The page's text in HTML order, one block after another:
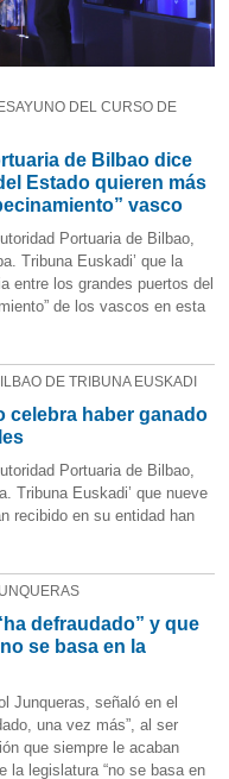
DEL CURSO DE
de Bilbao dice
Estado quieren más
vasco
Portuaria de Bilbao,
Tribuna Euskadi’ que la
entre los grandes puertos del
de los vascos en esta
DE TRIBUNA EUSKADI
celebra haber ganado
Portuaria de Bilbao,
Tribuna Euskadi’ que nueve
recibido en su entidad han
defraudado” y que
se basa en la
Junqueras, señaló en el
una vez más”, al ser
que siempre le acaban
la legislatura “no se basa en